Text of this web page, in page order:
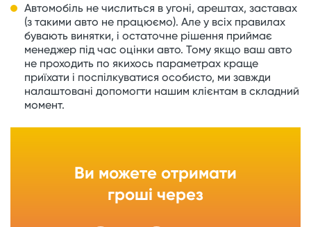
Ви можете отримати
гроші через
Автомобіль не числиться в угоні, арештах, заставах
(з такими авто не працюємо). Але у всіх правилах
бувають винятки, і остаточне рішення приймає
менеджер під час оцінки авто. Тому якщо ваш авто
не проходить по якихось параметрах краще
приїхати і поспілкуватися особисто, ми завжди
налаштовані допомогти нашим клієнтам в складний
момент.